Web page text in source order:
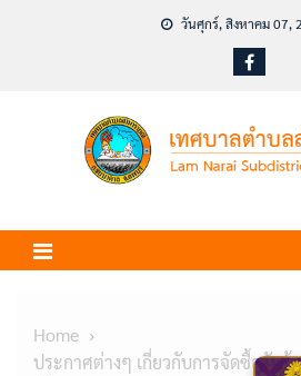
วันศุกร์, สิงหาคม 07,
Home
ประกาศต่างๆ เกี่ยวกับการจัดซื้อจัดจ้